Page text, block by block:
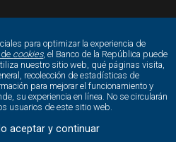
Política
- Criptoactivos:
de Literatura
DE 2019
de 2019) existen más de
o capitalización de
es equivalente a
para optimizar la experiencia de
cookies, el Banco de la República puede
nuestro sitio web, qué páginas visita,
recolección de estadísticas de
para mejorar el funcionamiento y
su experiencia en línea. No se circularán
usuarios de este sitio web.
aceptar y continuar
REDES SOCIALES: